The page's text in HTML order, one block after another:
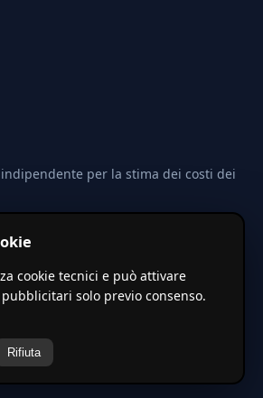
per la stima dei costi dei
calcolate tramite coefficienti
a valori base nazionali. Non
ufficiale.
— Un progetto di vxd.mobi
cookie tecnici e può attivare
solo previo consenso.
Rifiuta